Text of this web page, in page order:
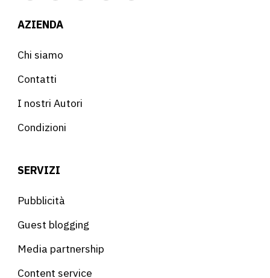
AZIENDA
Chi siamo
Contatti
I nostri Autori
Condizioni
SERVIZI
Pubblicità
Guest blogging
Media partnership
Content service